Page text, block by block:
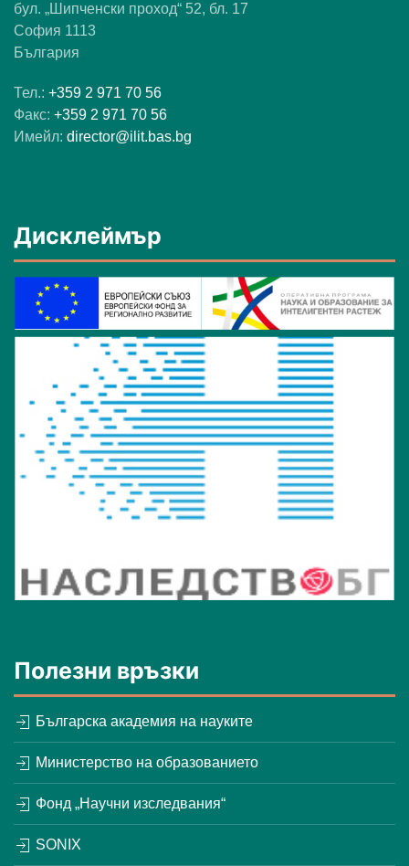
бул. „Шипченски проход“ 52, бл. 17
София 1113
България
Тел.: +359 2 971 70 56
Факс: +359 2 971 70 56
Имейл: director@ilit.bas.bg
Дисклеймър
Полезни връзки
Българска академия на науките
Министерство на образованието
Фонд „Научни изследвания“
SONIX